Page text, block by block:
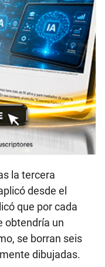
la tercera
desde el
que por cada
obtendría un
se borran seis
dibujadas.